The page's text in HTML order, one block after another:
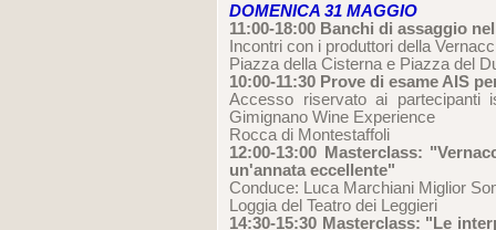
DOMENICA 31 MAGGIO
11:00-18:00 Banchi di assaggio
Incontri con i produttori della
Piazza della Cisterna e Piazza del
10:00-11:30 Prove di esame AIS
Accesso riservato ai partecipanti
Gimignano Wine Experience
Rocca di Montestaffoli
12:00-13:00 Masterclass:
un'annata eccellente"
Conduce: Luca Marchiani Miglior
Loggia del Teatro dei Leggieri
14:30-15:30 Masterclass: "Le